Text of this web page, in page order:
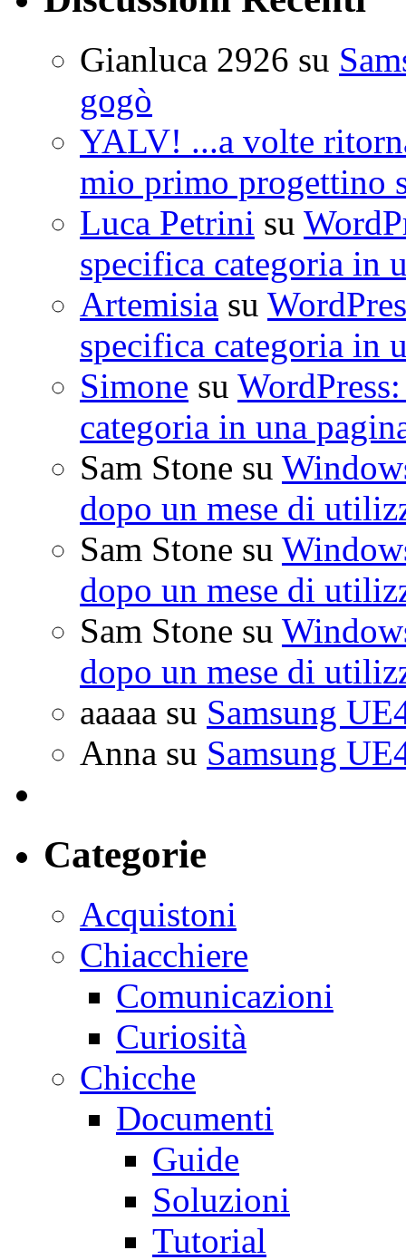
Gianluca 2926 su
gogò
YALV! ...a volte
mio primo progettino
Luca Petrini su
specifica categoria in
Artemisia su
specifica categoria in
Simone su
categoria in una
Sam Stone su
dopo un mese di
Sam Stone su
dopo un mese di
Sam Stone su
dopo un mese di
aaaaa su Samsung
Anna su Samsung
Categorie
Acquistoni
Chiacchiere
Comunicazioni
Curiosità
Chicche
Documenti
Guide
Soluzioni
Tutorial